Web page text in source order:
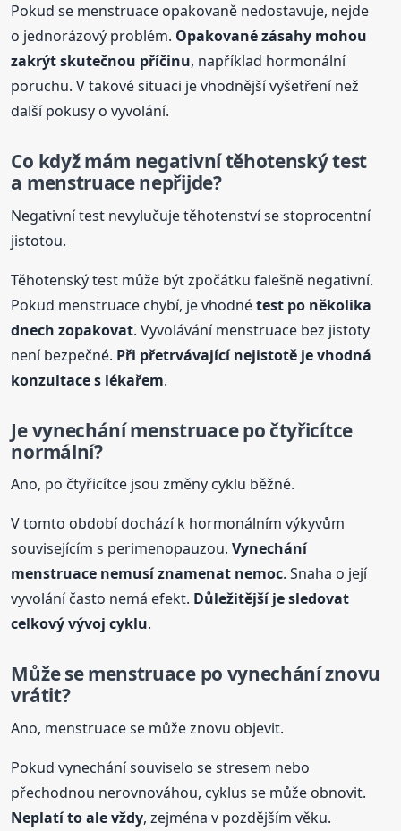
Pokud se menstruace opakovaně nedostavuje, nejde
o jednorázový problém. Opakované zásahy mohou
zakrýt skutečnou příčinu, například hormonální
poruchu. V takové situaci je vhodnější vyšetření než
další pokusy o vyvolání.
Co když mám negativní těhotenský test
a menstruace nepřijde?
Negativní test nevylučuje těhotenství se stoprocentní
jistotou.
Těhotenský test může být zpočátku falešně negativní.
Pokud menstruace chybí, je vhodnétest po několika
dnech zopakovat. Vyvolávání menstruace bez jistoty
není bezpečné. Při přetrvávající nejistotě je vhodná
konzultace s lékařem.
Je vynechání menstruace po čtyřicítce
normální?
Ano, po čtyřicítce jsou změny cyklu běžné.
V tomto období dochází k hormonálním výkyvům
souvisejícím s perimenopauzou.Vynechání
menstruace nemusí znamenat nemoc. Snaha o její
vyvolání často nemá efekt. Důležitější je sledovat
celkový vývoj cyklu.
Může se menstruace po vynechání znovu
vrátit?
Ano, menstruace se může znovu objevit.
Pokud vynechání souviselo se stresem nebo
přechodnou nerovnováhou, cyklus se může obnovit.
Neplatí to ale vždy, zejména v pozdějším věku.